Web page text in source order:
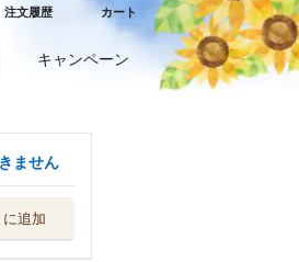
注文履歴 カート
キャンペーン
ません
追加